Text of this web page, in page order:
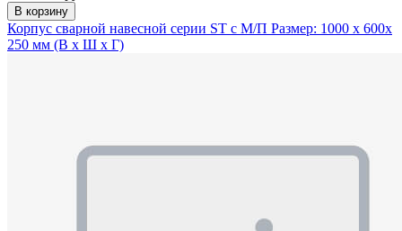
В корзину
Корпус сварной навесной серии ST с М/П Размер: 1000 x 600x
250 мм (В х Ш х Г)